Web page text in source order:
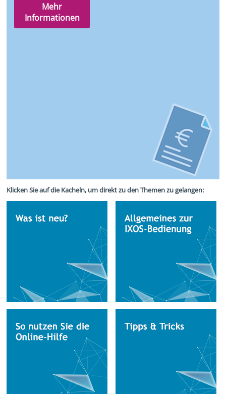
Mehr
Informationen
Klicken Sie auf die Kacheln, um direkt zu den Themen zu gelangen: